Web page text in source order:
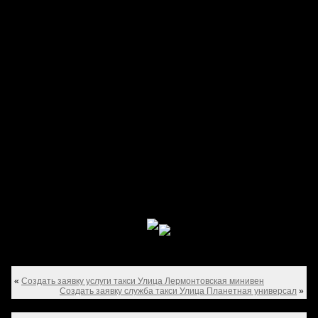
« Создать заявку услуги такси Улица Лермонтовская минивен
Создать заявку служба такси Улица Планетная универсал »